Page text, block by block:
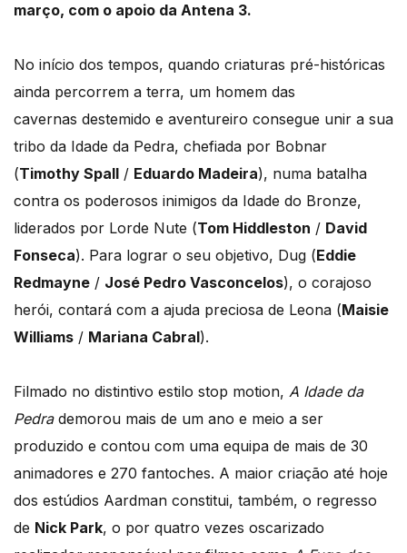
março, com o apoio da Antena 3.
No início dos tempos, quando criaturas pré-históricas
ainda percorrem a terra, um homem das
cavernas destemido e aventureiro consegue unir a sua
tribo da Idade da Pedra, chefiada por Bobnar
(Timothy Spall / Eduardo Madeira), numa batalha
contra os poderosos inimigos da Idade do Bronze,
liderados por Lorde Nute (Tom Hiddleston / David
Fonseca). Para lograr o seu objetivo, Dug (Eddie
Redmayne / José Pedro Vasconcelos), o corajoso
herói, contará com a ajuda preciosa de Leona (Maisie
Williams / Mariana Cabral).
Filmado no distintivo estilo stop motion, A Idade da
Pedrademorou mais de um ano e meio a ser
produzido e contou com uma equipa de mais de 30
animadores e 270 fantoches. A maior criação até hoje
dos estúdios Aardman constitui, também, o regresso
de Nick Park, o por quatro vezes oscarizado